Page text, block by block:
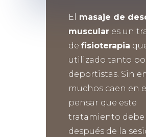
El
masaje de
muscular es un
de fisioterapia
utilizado tanto
deportistas. Sin
muchos caen en
pensar que este
tratamiento debe
después de la